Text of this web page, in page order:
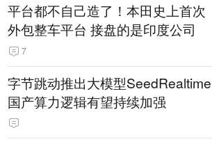
平台都不自己造了！本田史上首次
外包整车平台 接盘的是印度公司
7
字节跳动推出大模型SeedRealtime
国产算力逻辑有望持续加强